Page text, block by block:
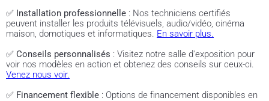
✅ Installation professionnelle : Nos techniciens certifiés
peuvent installer les produits télévisuels, audio/vidéo, cinéma
maison, domotiques et informatiques. En savoir plus.
✅ Conseils personnalisés : Visitez notre salle d'exposition pour
voir nos modèles en action et obtenez des conseils sur ceux-ci.
Venez nous voir.
✅ Financement flexible : Options de financement disponibles en